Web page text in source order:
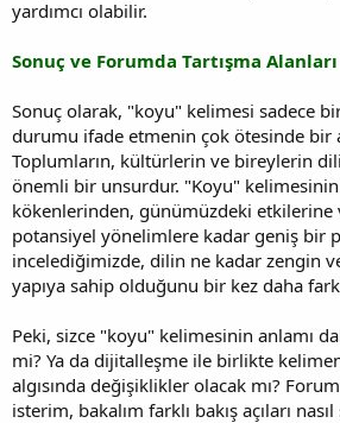
yardımcı olabilir.
Sonuç ve Forumda Tartışma Alanları
Sonuç olarak, "koyu" kelimesi sadece
durumu ifade etmenin çok ötesinde bir
Toplumların, kültürlerin ve bireylerin
önemli bir unsurdur. "Koyu"
kökenlerinden, günümüzdeki etkilerine
potansiyel yönelimlere kadar geniş bir
incelediğimizde, dilin ne kadar zengin
yapıya sahip olduğunu bir kez daha
Peki, sizce "koyu" kelimesinin anlamı
mi? Ya da dijitalleşme ile birlikte
algısında değişiklikler olacak mı?
isterim, bakalım farklı bakış açıları